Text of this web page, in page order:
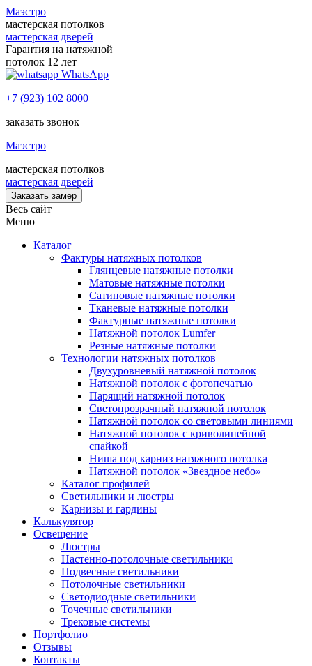
Маэстро
мастерская потолков
мастерская дверей
Гарантия на натяжной
потолок 12 лет
WhatsApp
+7 (923) 102 8000
заказать звонок
Маэстро
мастерская потолков
мастерская дверей
Заказать замер
Весь сайт
Меню
Каталог
Фактуры натяжных потолков
Глянцевые натяжные потолки
Матовые натяжные потолки
Сатиновые натяжные потолки
Тканевые натяжные потолки
Фактурные натяжные потолки
Натяжной потолок Lumfer
Резные натяжные потолки
Технологии натяжных потолков
Двухуровневый натяжной потолок
Натяжной потолок с фотопечатью
Парящий натяжной потолок
Светопрозрачный натяжной потолок
Натяжной потолок со световыми линиями
Натяжной потолок с криволинейной
спайкой
Ниша под карниз натяжного потолка
Натяжной потолок «Звездное небо»
Каталог профилей
Светильники и люстры
Карнизы и гардины
Калькулятор
Освещение
Люстры
Настенно-потолочные светильники
Подвесные светильники
Потолочные светильники
Светодиодные светильники
Точечные светильники
Трековые системы
Портфолио
Отзывы
Контакты